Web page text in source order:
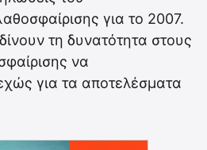
για το 2007.
τη δυνατότητα στους
να
για τα αποτελέσματα